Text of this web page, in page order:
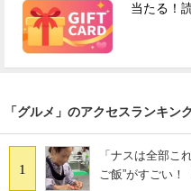
当たる！
「グルメ」のアクセスランキン
1
「ナスは全部こ
ご飯”がすごい！